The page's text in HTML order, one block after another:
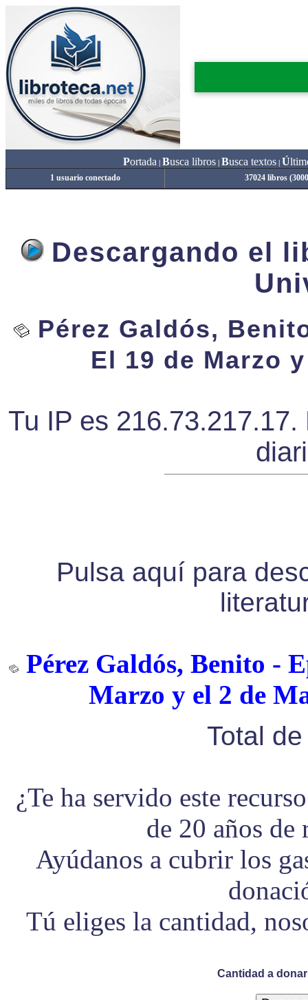
Portada Busca libros| Busca textos| Ú
1 usuario conectado 37024 libros
Descargando el
Pérez Galdós,
El 19 de Marzo
Tu IP es
Pulsa aquí para
Pérez Galdós, Benito -
Marzo y el 2 de
Total
¿Te ha servido este
de 20 años
Ayúdanos a cubrir los
Tú eliges la cantidad,
Cantidad a